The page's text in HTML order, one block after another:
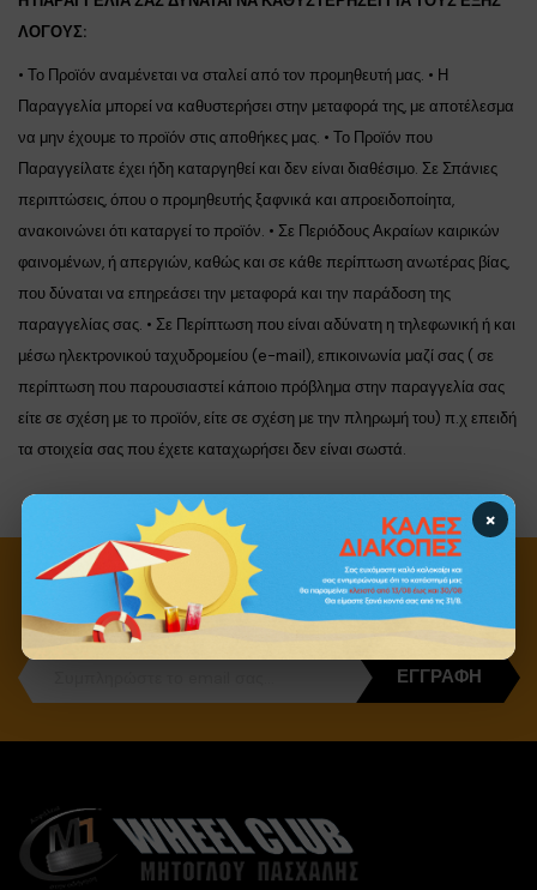
×
ΛΟΓΟΥΣ:
• Το Προϊόν αναμένεται να σταλεί από τον προμηθευτή μας. • Η
Παραγγελία μπορεί να καθυστερήσει στην μεταφορά της, με αποτέλεσμα
να μην έχουμε το προϊόν στις αποθήκες μας. • Το Προϊόν που
Παραγγείλατε έχει ήδη καταργηθεί και δεν είναι διαθέσιμο. Σε Σπάνιες
περιπτώσεις, όπου ο προμηθευτής ξαφνικά και απροειδοποίητα,
ανακοινώνει ότι καταργεί το προϊόν. • Σε Περιόδους Ακραίων καιρικών
φαινομένων, ή απεργιών, καθώς και σε κάθε περίπτωση ανωτέρας βίας,
που δύναται να επηρεάσει την μεταφορά και την παράδοση της
παραγγελίας σας. • Σε Περίπτωση που είναι αδύνατη η τηλεφωνική ή και
μέσω ηλεκτρονικού ταχυδρομείου (e-mail), επικοινωνία μαζί σας ( σε
περίπτωση που παρουσιαστεί κάποιο πρόβλημα στην παραγγελία σας
είτε σε σχέση με το προϊόν, είτε σε σχέση με την πληρωμή του) π.χ επειδή
τα στοιχεία σας που έχετε καταχωρήσει δεν είναι σωστά.
ΕΓΓΡΑΦΉ